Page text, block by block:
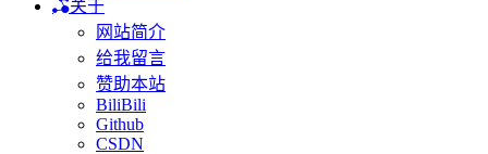
关于
网站简介
给我留言
赞助本站
BiliBili
Github
CSDN